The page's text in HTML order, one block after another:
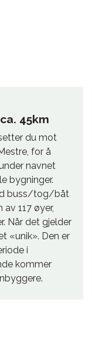
45km
du mot
for å
navnet
bygninger.
buss/tog/båt
117 øyer,
Når det gjelder
«unik». Den er
i
kommer